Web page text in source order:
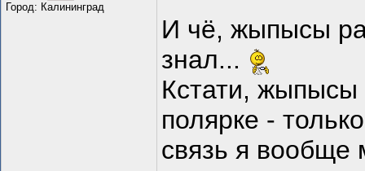
Город: Калининград
И чё, жыпысы
знал...
Кстати, жыпысы
полярке -
связь я вообще